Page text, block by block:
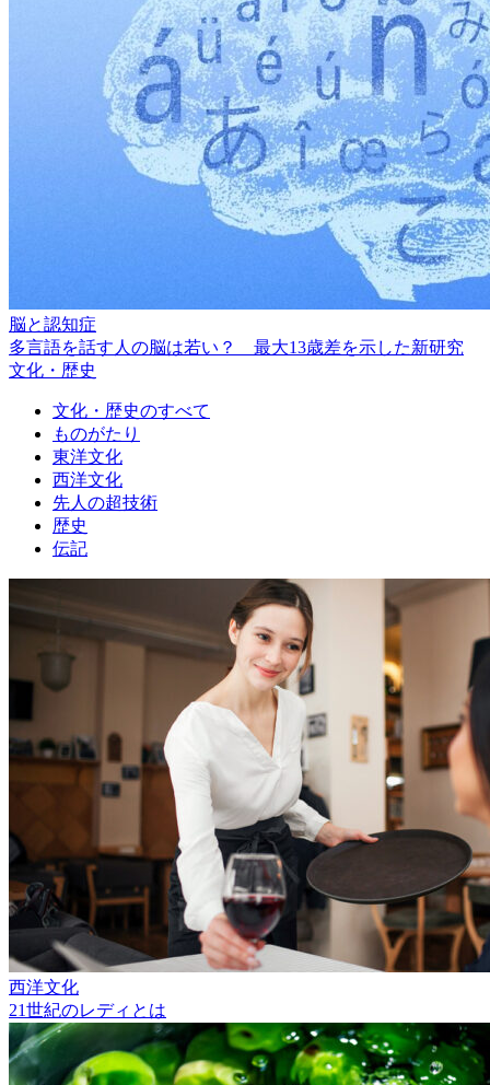
脳と認知症
多言語を話す人の脳は若い？ 最大13歳差を示した新研究
文化・歴史
文化・歴史のすべて
ものがたり
東洋文化
西洋文化
先人の超技術
歴史
伝記
西洋文化
21世紀のレディとは